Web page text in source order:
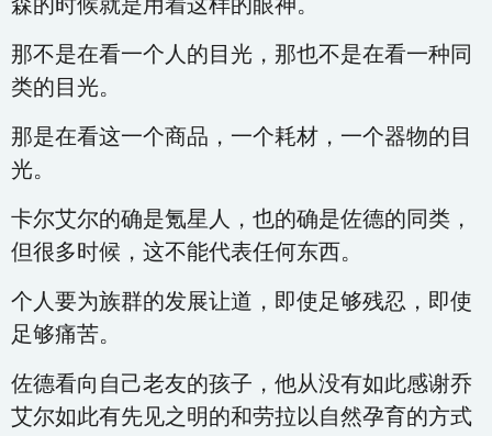
那不是在看一个人的目光，那也不是在看一种同
类的目光。
那是在看这一个商品，一个耗材，一个器物的目
光。
卡尔艾尔的确是氪星人，也的确是佐德的同类，
但很多时候，这不能代表任何东西。
个人要为族群的发展让道，即使足够残忍，即使
足够痛苦。
佐德看向自己老友的孩子，他从没有如此感谢乔
艾尔如此有先见之明的和劳拉以自然孕育的方式